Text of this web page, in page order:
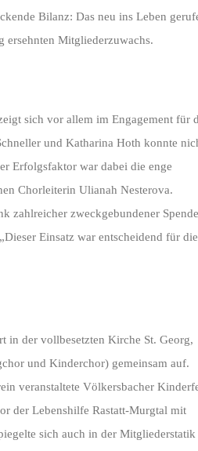
Bilanz: Das neu ins Leben
ersehnten Mitgliederzuwachs.
sich vor allem im Engagement für
und Katharina Hoth konnte
Erfolgsfaktor war dabei die enge
Chorleiterin Ulianah Nesterova.
zahlreicher zweckgebundener
Einsatz war entscheidend für die
in der vollbesetzten Kirche St. Georg,
und Kinderchor) gemeinsam auf.
veranstaltete Völkersbacher
der Lebenshilfe Rastatt-Murgtal mit
sich auch in der Mitgliederstatik